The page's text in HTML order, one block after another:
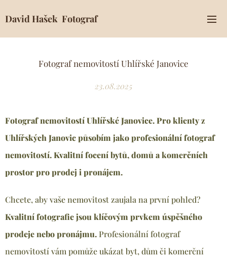
David Hašek Fotograf
Fotograf nemovitostí Uhlířské Janovice
23.08.2025
Fotograf nemovitostí Uhlířské Janovice. Pro klienty z
Uhlířských Janovicpůsobím jako profesionální fotograf
nemovitostí. Kvalitní focení bytů, domů a komerčních
prostor pro prodej i pronájem.
Chcete, aby vaše nemovitost zaujala na první pohled?
Kvalitní fotografie jsou klíčovým prvkem úspěšného
prodeje nebo pronájmu.Profesionální fotograf
nemovitostí vám pomůže ukázat byt, dům či komerční